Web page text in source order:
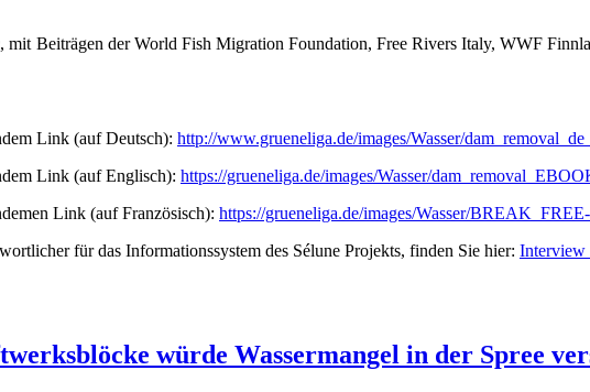
, mit Beiträgen der World Fish Migration Foundation, Free Rivers Italy, WWF
Link (auf Deutsch): http://www.grueneliga.de/images/Wasser/
Link (auf Englisch): https://grueneliga.de/images/Wasser/
Link (auf Französisch): https://grueneliga.de/images/Wasser/
für das Informationssystem des Sélune Projekts, finden Sie hier: Interview
würde Wassermangel in der Spree